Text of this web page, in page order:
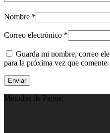
Nombre *
Correo electrónico *
Guarda mi nombre, correo
para la próxima vez que comente.
Metodos de Pagos: